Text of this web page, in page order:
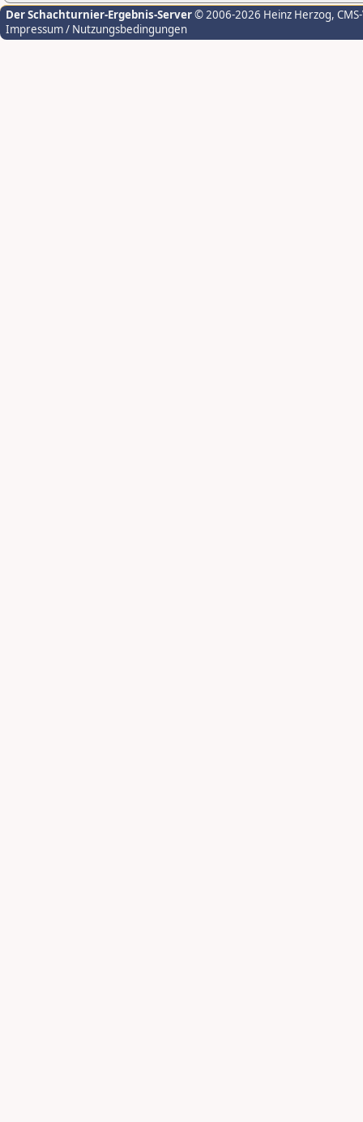
Der Schachturnier-Ergebnis-Server© 2006-2026 Heinz Herzog,
Impressum / Nutzungsbedingungen